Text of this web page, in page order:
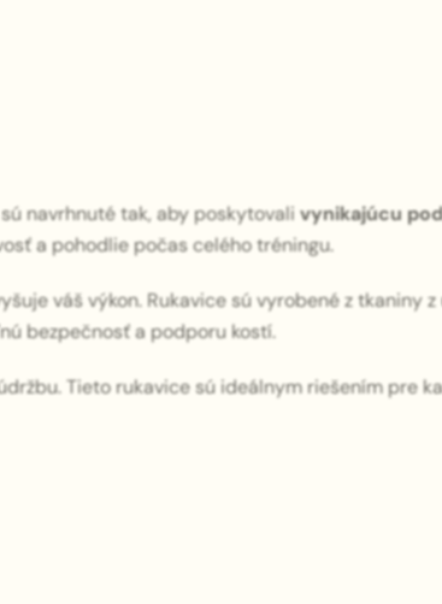
navrhnuté tak, aby poskytovalivynikajúcu
a pohodlie počas celého tréningu.
váš výkon. Rukavice sú vyrobené z tkaniny
bezpečnosť a podporu kostí.
Tieto rukavice sú ideálnym riešením pre